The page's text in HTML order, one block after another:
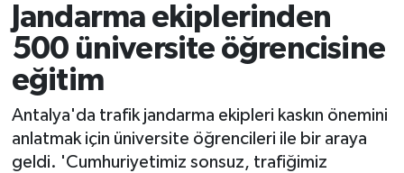
Jandarma ekiplerinden
500 üniversite öğrencisine
eğitim
Antalya'da trafik jandarma ekipleri kaskın önemini
anlatmak için üniversite öğrencileri ile bir araya
geldi. 'Cumhuriyetimiz sonsuz, trafiğimiz
Yerel Yönetim
Ekonomi
Spor
Yaşam
Trafik Durumu
Süper Lig Puan Durumu ve Fikstür
Tüm Manşetler
Son Dakika Haberleri